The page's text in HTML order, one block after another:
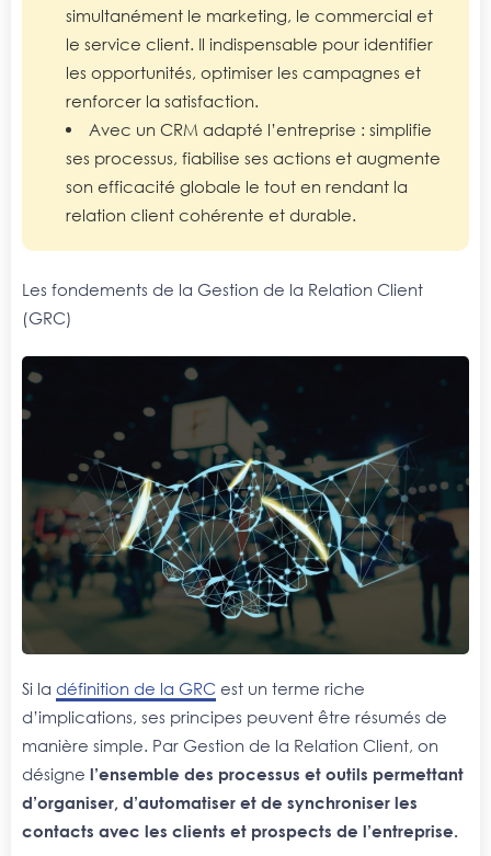
simultanément le marketing, le commercial et
le service client. Il indispensable pour identifier
les opportunités, optimiser les campagnes et
renforcer la satisfaction.
Avec un CRM adapté l’entreprise : simplifie
ses processus, fiabilise ses actions et augmente
son efficacité globale le tout en rendant la
relation client cohérente et durable.
Les fondements de la Gestion de la Relation Client
(GRC)
Si la définition de la GRC est un terme riche
d’implications, ses principes peuvent être résumés de
manière simple. Par Gestion de la Relation Client, on
désigne l’ensemble des processus et outils permettant
d’organiser, d’automatiser et de synchroniser les
contacts avec les clients et prospects de l’entreprise.